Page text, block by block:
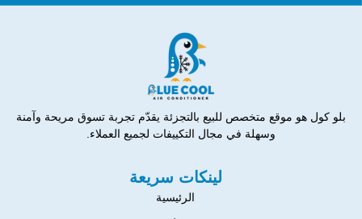
بلو كول هو موقع متخصص للبيع بالتجزئة يقدّم تجربة تسوق مريحة وآمنة
وسهلة في مجال التكييفات لجميع العملاء.
لينكات سريعة
الرئيسية